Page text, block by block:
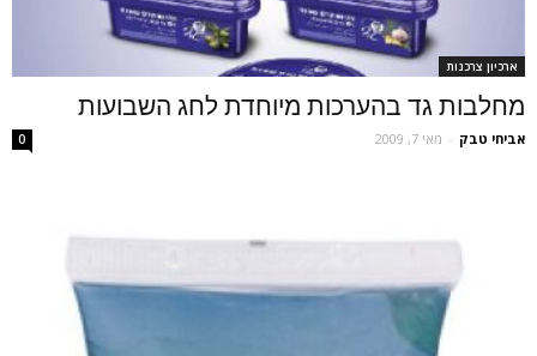
ארכיון צרכנות
מחלבות גד בהערכות מיוחדת לחג השבועות
אביחי טבק - מאי 7, 2009 0